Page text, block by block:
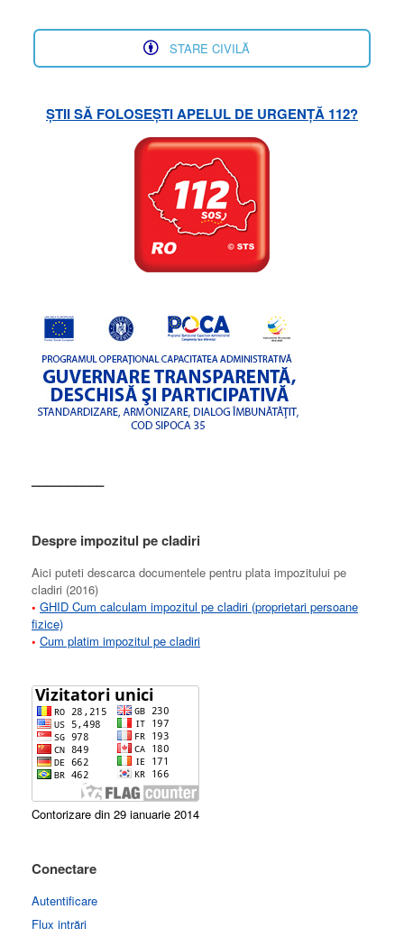
STARE CIVILĂ
ȘTII SĂ FOLOSEȘTI APELUL DE URGENȚĂ 112?
––––––––––
Despre impozitul pe cladiri
Aici puteti descarca documentele pentru plata impozitului pe
cladiri (2016)
• GHID Cum calculam impozitul pe cladiri (proprietari persoane
fizice)
• Cum platim impozitul pe cladiri
Contorizare din 29 ianuarie 2014
Conectare
Autentificare
Flux intrări